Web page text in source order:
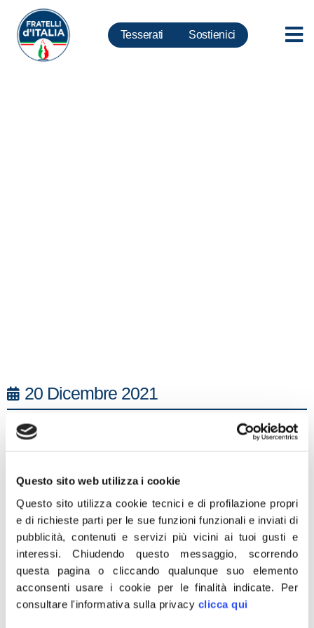
Questo sito web utilizza i cookie
Questo sito utilizza cookie tecnici e di profilazione propri
e di richieste parti per le sue funzioni funzionali e inviati di
pubblicità, contenuti e servizi più vicini ai tuoi gusti e
interessi.Chiudendo questo messaggio, scorrendo
questa pagina o cliccando qualunque suo elemento
acconsenti usare i cookie per le finalità indicate. Per
consultare l'informativa sulla privacy clicca qui
Tesserati Sostienici
20 Dicembre 2021
Apprendiamo dalla stampa l’ennesima giravolta del
“governo dei migliori”: dopo averci detto che i tamponi
norma per renderli necessari per partecipare a feste ed
eventi pubblici. Non è la prima volta che la maggioranza
contraddice se stessa, dimostrando di procedere a
tentoni e di non avere in mente una reale strategia per
affrontare il Covid. Fratelli d’Italia, che al contrario ha
sempre considerato i test uno strumento valido per il
contrasto della pandemia, ha da tempo chiesto che